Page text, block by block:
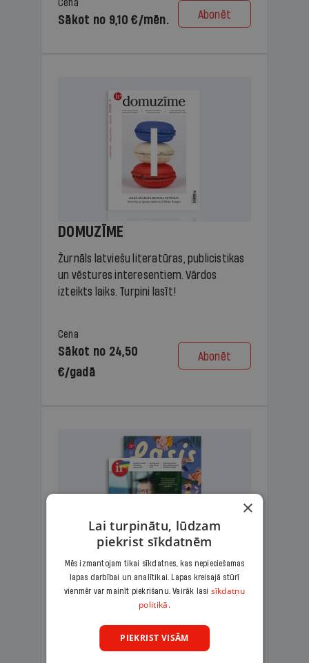
Cena
Sākot no 9,10 €/mēn. Abonēt
DOMUZĪME
Žurnāls latviešu literatūras, publicistikas
un vēstures interesentiem. Vārdos
izteikts laiks. Turpini lasīt!
Cena
Sākot no 24,50
€/gadā
Abonēt
KOMPLEKTS IR + LASIS
Ģimenes komplekts – aizraujošs
lasāmžurnāls bērniem un analītiska
lasāmviela vecākiem.
×
Lai turpinātu, lūdzam
piekrist sīkdatnēm
Mēs izmantojam tikai sīkdatnes, kas nepieciešamas
lapas darbībai un analītikai. Lapas kreisajā stūrī
vienmēr var mainīt piekrišanu. Vairāk lasi sīkdatņu
politikā.
PIEKRIST VISĀM